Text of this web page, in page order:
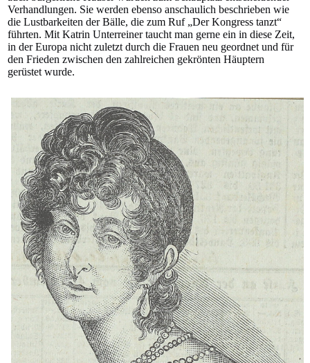
Verhandlungen. Sie werden ebenso anschaulich beschrieben wie
die Lustbarkeiten der Bälle, die zum Ruf „Der Kongress tanzt“
führten. Mit Katrin Unterreiner taucht man gerne ein in diese Zeit,
in der Europa nicht zuletzt durch die Frauen neu geordnet und für
den Frieden zwischen den zahlreichen gekrönten Häuptern
gerüstet wurde.